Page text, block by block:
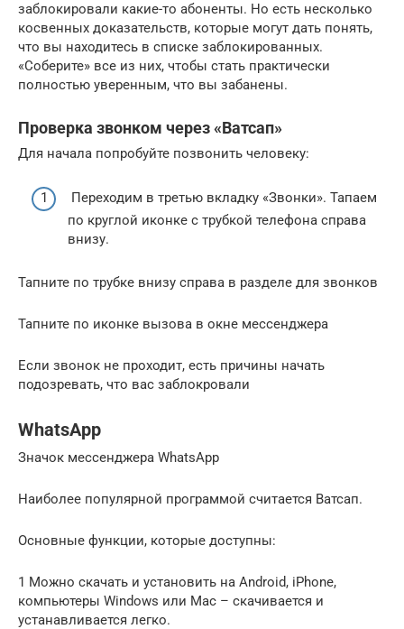
заблокировали какие-то абоненты. Но есть несколько
косвенных доказательств, которые могут дать понять,
что вы находитесь в списке заблокированных.
«Соберите» все из них, чтобы стать практически
полностью уверенным, что вы забанены.
Проверка звонком через «Ватсап»
Для начала попробуйте позвонить человеку:
Переходим в третью вкладку «Звонки». Тапаем
по круглой иконке с трубкой телефона справа
внизу.
Тапните по трубке внизу справа в разделе для звонков
Тапните по иконке вызова в окне мессенджера
Если звонок не проходит, есть причины начать
подозревать, что вас заблокровали
WhatsApp
Значок мессенджера WhatsApp
Наиболее популярной программой считается Ватсап.
Основные функции, которые доступны:
1 Можно скачать и установить на Android, iPhone,
компьютеры Windows или Mac – скачивается и
устанавливается легко.